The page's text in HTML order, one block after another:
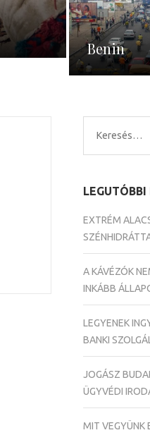
Benin
Keresés:
LEGUTÓBBI
EXTRÉM
A KÁVÉZÓK
INKÁBB
LEGYENEK
BANKI
JOGÁSZ
ÜGYVÉDI
MIT VEGYÜNK